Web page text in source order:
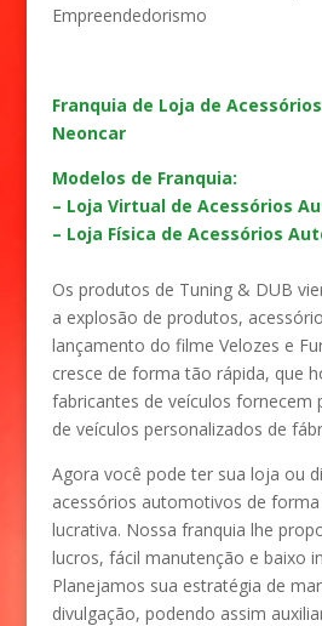
Empreendedorismo
Franquia de Loja de
Neoncar
Modelos de Franquia:
– Loja Virtual de Acessórios
– Loja Física de Acessórios
Os produtos de Tuning & DUB
a explosão de produtos,
lançamento do filme Velozes e
cresce de forma tão rápida, que
fabricantes de veículos fornecem
de veículos personalizados de
Agora você pode ter sua loja ou
acessórios automotivos de
lucrativa. Nossa franquia lhe
lucros, fácil manutenção e baixo
Planejamos sua estratégia de
divulgação, podendo assim